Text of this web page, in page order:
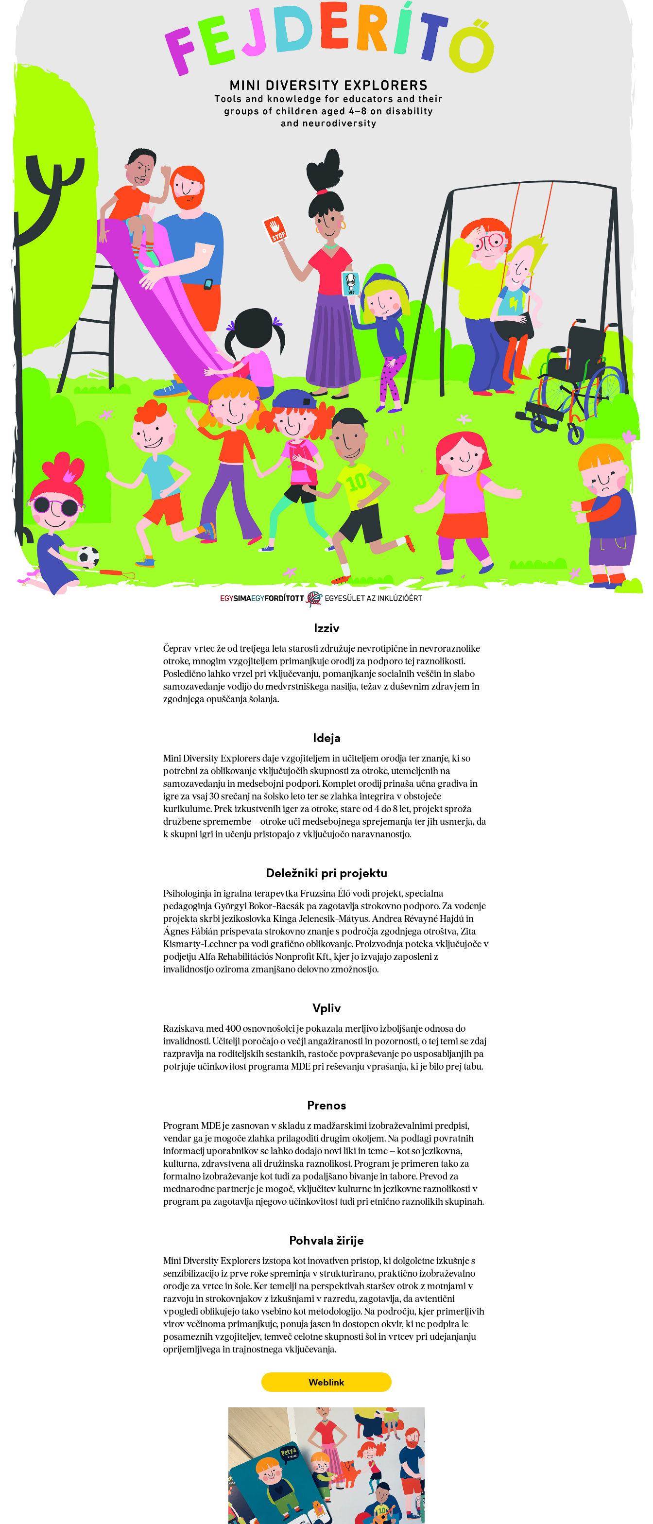
Izziv
Čeprav vrtec že od tretjega leta starosti združuje nevrotipične in nevroraznolike
otroke, mnogim vzgojiteljem primanjkuje orodij za podporo tej raznolikosti.
Posledično lahko vrzel pri vključevanju, pomanjkanje socialnih veščin in slabo
samozavedanje vodijo do medvrstniškega nasilja, težav z duševnim zdravjem in
zgodnjega opuščanja šolanja.
Ideja
Mini Diversity Explorers daje vzgojiteljem in učiteljem orodja ter znanje, ki so
potrebni za oblikovanje vključujočih skupnosti za otroke, utemeljenih na
samozavedanju in medsebojni podpori. Komplet orodij prinaša učna gradiva in
igre za vsaj 30 srečanj na šolsko leto ter se zlahka integrira v obstoječe
kurikulume. Prek izkustvenih iger za otroke, stare od 4 do 8 let, projekt sproža
družbene spremembe – otroke uči medsebojnega sprejemanja ter jih usmerja, da
k skupni igri in učenju pristopajo z vključujočo naravnanostjo.
Deležniki pri projektu
Psihologinja in igralna terapevtka Fruzsina Élő vodi projekt, specialna
pedagoginja Györgyi Bokor-Bacsák pa zagotavlja strokovno podporo. Za vodenje
projekta skrbi jezikoslovka Kinga Jelencsik-Mátyus. Andrea Révayné Hajdú in
Ágnes Fábián prispevata strokovno znanje s področja zgodnjega otroštva, Zita
Kismarty-Lechner pa vodi grafično oblikovanje. Proizvodnja poteka vključujoče v
podjetju Alfa Rehabilitációs Nonprofit Kft., kjer jo izvajajo zaposleni z
invalidnostjo oziroma zmanjšano delovno zmožnostjo.
Vpliv
Raziskava med 400 osnovnošolci je pokazala merljivo izboljšanje odnosa do
invalidnosti. Učitelji poročajo o večji angažiranosti in pozornosti, o tej temi se zdaj
razpravlja na roditeljskih sestankih, rastoče povpraševanje po usposabljanjih pa
potrjuje učinkovitost programa MDE pri reševanju vprašanja, ki je bilo prej tabu.
Prenos
Program MDE je zasnovan v skladu z madžarskimi izobraževalnimi predpisi,
vendar ga je mogoče zlahka prilagoditi drugim okoljem. Na podlagi povratnih
informacij uporabnikov se lahko dodajo novi liki in teme – kot so jezikovna,
kulturna, zdravstvena ali družinska raznolikost. Program je primeren tako za
formalno izobraževanje kot tudi za podaljšano bivanje in tabore. Prevod za
mednarodne partnerje je mogoč, vključitev kulturne in jezikovne raznolikosti v
program pa zagotavlja njegovo učinkovitost tudi pri etnično raznolikih skupinah.
Pohvala žirije
Mini Diversity Explorers izstopa kot inovativen pristop, ki dolgoletne izkušnje s
senzibilizacijo iz prve roke spreminja v strukturirano, praktično izobraževalno
orodje za vrtce in šole. Ker temelji na perspektivah staršev otrok z motnjami v
razvoju in strokovnjakov z izkušnjami v razredu, zagotavlja, da avtentični
vpogledi oblikujejo tako vsebino kot metodologijo. Na področju, kjer primerljivih
virov večinoma primanjkuje, ponuja jasen in dostopen okvir, ki ne podpira le
posameznih vzgojiteljev, temveč celotne skupnosti šol in vrtcev pri udejanjanju
oprijemljivega in trajnostnega vključevanja.
Weblink